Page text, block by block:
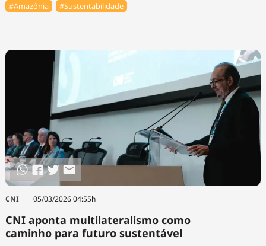
#Amazônia #Sustentabilidade
CNI 05/03/2026 04:55h
CNI aponta multilateralismo como
caminho para futuro sustentável